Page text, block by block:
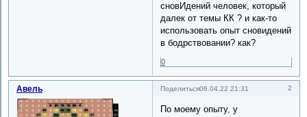
сновИдений человек, который
далек от темы КК ? и как-то
использовать опыт сновидений
в бодрствовании? как?
0
Поделиться 2
06.04.22 21:31
Авель
По моему опыту, у